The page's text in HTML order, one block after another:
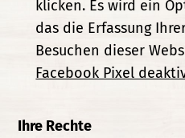
klicken. Es wird ein
das die Erfassung
Besuchen dieser
Facebook Pixel
Ihre Rechte